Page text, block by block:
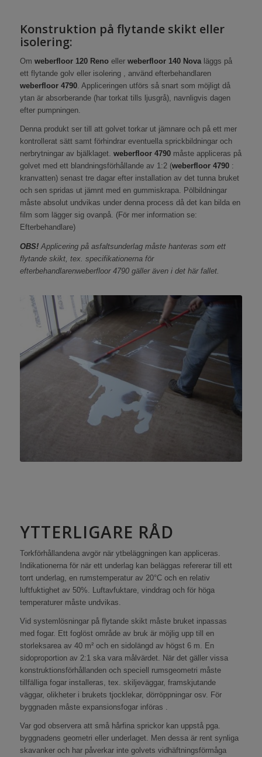
Konstruktion på flytande skikt eller
isolering:
Om weberfloor 120 Renoeller weberfloor 140 Novaläggs på
ett flytande golv eller isolering , använd efterbehandlaren
weberfloor4790. Appliceringen utförs så snart som möjligt då
ytan är absorberande (har torkat tills ljusgrå), navnligvis dagen
efter pumpningen.
Denna produkt ser till att golvet torkar ut jämnare och på ett mer
kontrollerat sätt samt förhindrar eventuella sprickbildningar och
nerbrytningar av bjälklaget. weberfloor4790måste appliceras på
golvet med ett blandningsförhållande av 1:2 (weberfloor4790:
kranvatten) senast tre dagar efter installation av det tunna bruket
och sen spridas ut jämnt med en gummiskrapa. Pölbildningar
måste absolut undvikas under denna process då det kan bilda en
film som lägger sig ovanpå. (För mer information se:
Efterbehandlare)
OBS! Applicering på asfaltsunderlag måste hanteras som ett
flytande skikt, tex. specifikationerna för
efterbehandlarenweberfloor 4790 gäller även i det här fallet.
YTTERLIGARE RÅD
Torkförhållandena avgör när ytbeläggningen kan appliceras.
Indikationerna för när ett underlag kan beläggas refererar till ett
torrt underlag, en rumstemperatur av 20°C och en relativ
luftfuktighet av 50%. Luftavfuktare, vinddrag och för höga
temperaturer måste undvikas.
Vid systemlösningar på flytande skikt måste bruket inpassas
med fogar. Ett foglöst område av bruk är möjlig upp till en
storleksarea av 40 m² och en sidolängd av högst 6 m. En
sidoproportion av 2:1 ska vara målvärdet. När det gäller vissa
konstruktionsförhållanden och speciell rumsgeometri måste
tillfälliga fogar installeras, tex. skiljeväggar, framskjutande
väggar, olikheter i brukets tjocklekar, dörröppningar osv. För
byggnaden måste expansionsfogar införas .
Var god observera att små hårfina sprickor kan uppstå pga.
byggnadens geometri eller underlaget. Men dessa är rent synliga
skavanker och har påverkar inte golvets vidhäftningsförmåga